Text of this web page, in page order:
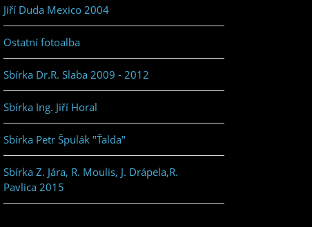
Jiří Duda Mexico 2004
Ostatní fotoalba
Sbírka Dr.R. Slaba 2009 - 2012
Sbírka Ing. Jiří Horal
Sbírka Petr Špulák "Ťalda"
Sbírka Z. Jára, R. Moulis, J. Drápela,R.
Pavlica 2015